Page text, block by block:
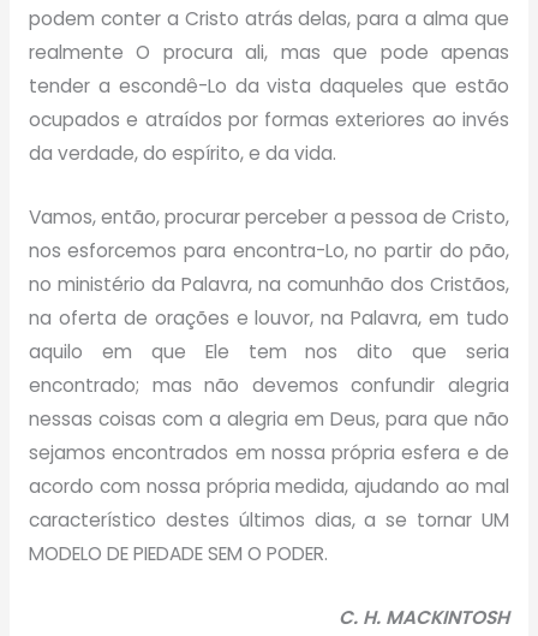
podem conter a Cristo atrás delas, para a alma que
realmente O procura ali, mas que pode apenas
tender a escondê-Lo da vista daqueles que estão
ocupados e atraídos por formas exteriores ao invés
da verdade, do espírito, e da vida.
Vamos, então, procurar perceber a pessoa de Cristo,
nos esforcemos para encontra-Lo, no partir do pão,
no ministério da Palavra, na comunhão dos Cristãos,
na oferta de orações e louvor, na Palavra, em tudo
aquilo em que Ele tem nos dito que seria
encontrado; mas não devemos confundir alegria
nessas coisas com a alegria em Deus, para que não
sejamos encontrados em nossa própria esfera e de
acordo com nossa própria medida, ajudando ao mal
característico destes últimos dias, a se tornar UM
MODELO DE PIEDADE SEM O PODER.
C. H. MACKINTOSH